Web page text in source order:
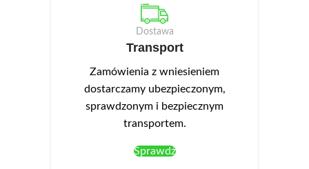
Dostawa
Transport
Zamówienia z wniesieniem
dostarczamy ubezpieczonym,
sprawdzonym i bezpiecznym
transportem.
Sprawdź